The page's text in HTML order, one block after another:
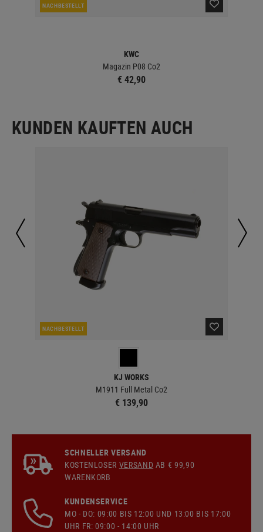
NACHBESTELLT
KWC
Magazin P08 Co2
€ 42,90
KUNDEN KAUFTEN AUCH
NACHBESTELLT
KJ WORKS
M1911 Full Metal Co2
€ 139,90
SCHNELLER VERSAND
KOSTENLOSER VERSAND AB € 99,90
WARENKORB
KUNDENSERVICE
MO - DO: 09:00 BIS 12:00 UND 13:00 BIS 17:00
UHR FR: 09:00 - 14:00 UHR